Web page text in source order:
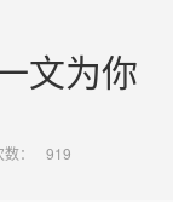
文为你
： 919